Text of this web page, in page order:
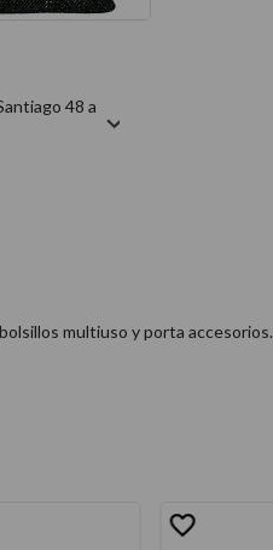
48 a
multiuso y porta accesorios.